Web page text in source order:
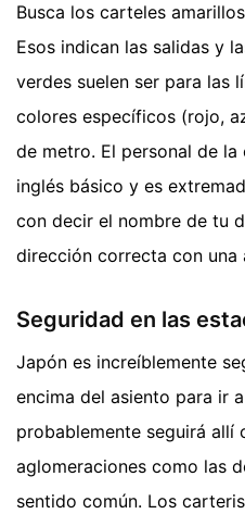
Busca los carteles
Esos indican las salidas y
verdes suelen ser para las
colores específicos (rojo,
de metro. El personal de la
inglés básico y es
con decir el nombre de tu
dirección correcta con una
Seguridad en las
Japón es increíblemente
encima del asiento para ir
probablemente seguirá allí
aglomeraciones como las
sentido común. Los